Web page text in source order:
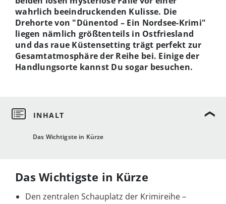
Das Wichtigste in Kürze
wahrlich beeindruckenden Kulisse. Die
Drehorte von "Dünentod – Ein Nordsee-Krimi"
liegen nämlich größtenteils in Ostfriesland
und das raue Küstensetting trägt perfekt zur
Gesamtatmosphäre der Reihe bei. Einige der
Handlungsorte kannst Du sogar besuchen.
Das Wichtigste in Kürze
Den zentralen Schauplatz der Krimireihe –